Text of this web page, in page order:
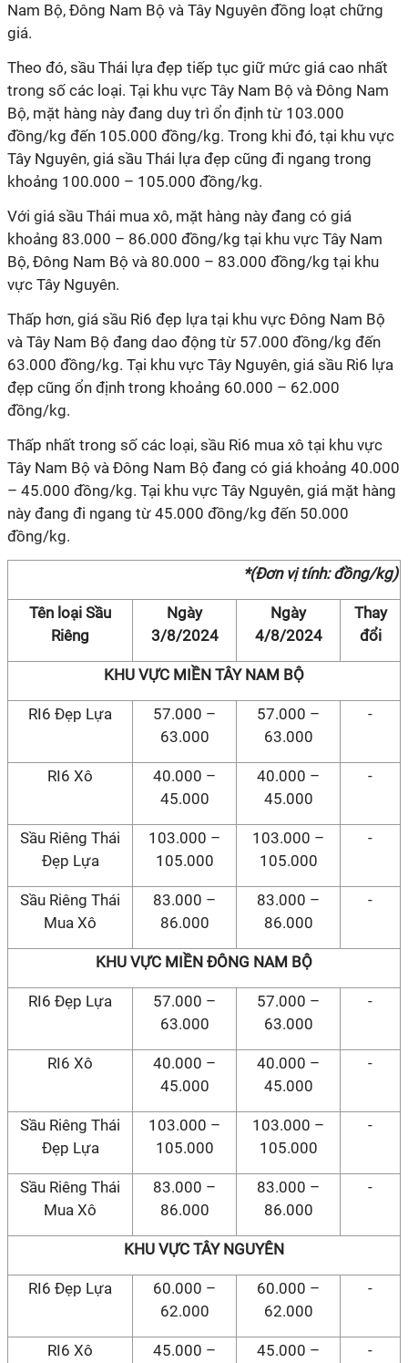
Nam Bộ, Đông Nam Bộ và Tây Nguyên đồng loạt chững
giá.
Theo đó, sầu Thái lựa đẹp tiếp tục giữ mức giá cao nhất
trong số các loại. Tại khu vực Tây Nam Bộ và Đông Nam
Bộ, mặt hàng này đang duy trì ổn định từ 103.000
đồng/kg đến 105.000 đồng/kg. Trong khi đó, tại khu vực
Tây Nguyên, giá sầu Thái lựa đẹp cũng đi ngang trong
khoảng 100.000 – 105.000 đồng/kg.
Với giá sầu Thái mua xô, mặt hàng này đang có giá
khoảng 83.000 – 86.000 đồng/kg tại khu vực Tây Nam
Bộ, Đông Nam Bộ và 80.000 – 83.000 đồng/kg tại khu
vực Tây Nguyên.
Thấp hơn, giá sầu Ri6 đẹp lựa tại khu vực Đông Nam Bộ
và Tây Nam Bộ đang dao động từ 57.000 đồng/kg đến
63.000 đồng/kg. Tại khu vực Tây Nguyên, giá sầu Ri6 lựa
đẹp cũng ổn định trong khoảng 60.000 – 62.000
đồng/kg.
Thấp nhất trong số các loại, sầu Ri6 mua xô tại khu vực
Tây Nam Bộ và Đông Nam Bộ đang có giá khoảng 40.000
– 45.000 đồng/kg. Tại khu vực Tây Nguyên, giá mặt hàng
này đang đi ngang từ 45.000 đồng/kg đến 50.000
đồng/kg.
*(Đơn vị tính: đồng/kg)
Tên loại Sầu
Riêng
Ngày
3/8/2024
Ngày
4/8/2024
Thay
đổi
KHU VỰC MIỀN TÂY NAM BỘ
RI6 Đẹp Lựa
57.000 –
63.000
57.000 –
63.000
-
RI6 Xô
40.000 –
45.000
40.000 –
45.000
-
Sầu Riêng Thái
Đẹp Lựa
103.000 –
105.000
103.000 –
105.000
-
Sầu Riêng Thái
Mua Xô
83.000 –
86.000
83.000 –
86.000
-
KHU VỰC MIỀN ĐÔNG NAM BỘ
RI6 Đẹp Lựa
57.000 –
63.000
57.000 –
63.000
-
RI6 Xô
40.000 –
45.000
40.000 –
45.000
-
Sầu Riêng Thái
Đẹp Lựa
103.000 –
105.000
103.000 –
105.000
-
Sầu Riêng Thái
Mua Xô
83.000 –
86.000
83.000 –
86.000
-
KHU VỰC TÂY NGUYÊN
RI6 Đẹp Lựa
60.000 –
62.000
60.000 –
62.000
-
RI6 Xô
45.000 –
45.000 –
-